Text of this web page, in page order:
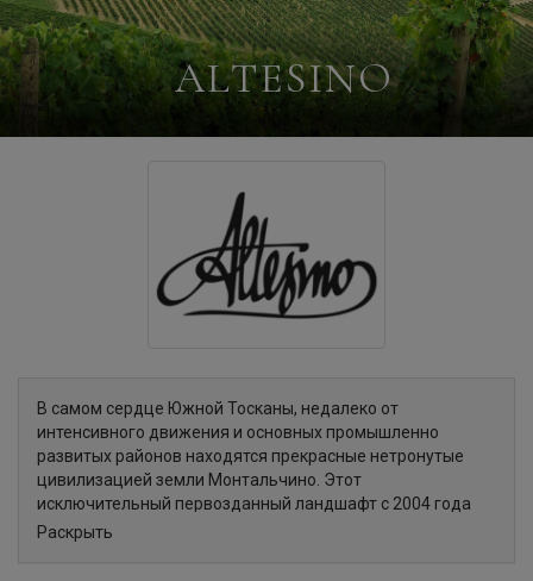
ALTESINO
В самом сердце Южной Тосканы, недалеко от
интенсивного движения и основных промышленно
развитых районов находятся прекрасные нетронутые
цивилизацией земли Монтальчино. Этот
исключительный первозданный ландшафт с 2004 года
входит в мировое наследие ЮНЕСКО. Именно здесь
Раскрыть